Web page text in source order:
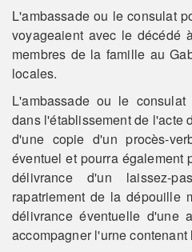
L'ambassade ou le consulat
voyageaient avec le décédé
membres de la famille au
locales.
L'ambassade ou le
dans l'établissement de l'acte
d'une copie d'un procès-
éventuel et pourra également
délivrance d'un laissez-
rapatriement de la dépouille
délivrance éventuelle d'une
accompagner l'urne